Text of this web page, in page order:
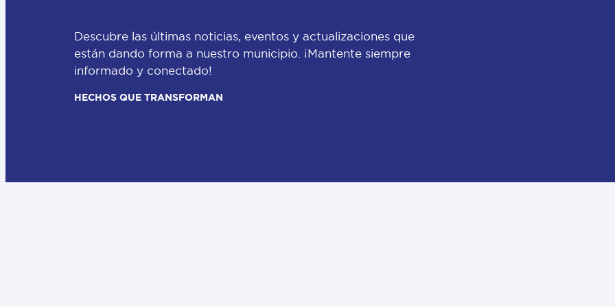
Descubre las últimas noticias, eventos y actualizaciones que
están dando forma a nuestro municipio. ¡Mantente siempre
informado y conectado!
HECHOS QUE TRANSFORMAN